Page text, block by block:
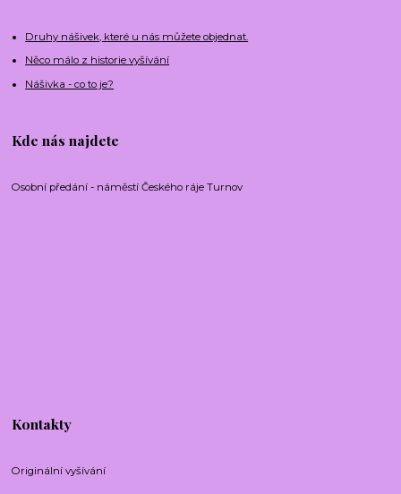
Druhy nášivek, které u nás můžete objednat.
Něco málo z historie vyšívání
Nášivka - co to je?
Kde nás najdete
Osobní předání - náměstí Českého ráje Turnov
Kontakty
Originální vyšívání